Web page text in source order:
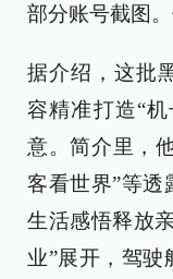
部分账号截图
据介绍，这批
容精准打造“
意。简介里，
客看世界”等透
生活感悟释放
业”展开，驾驶